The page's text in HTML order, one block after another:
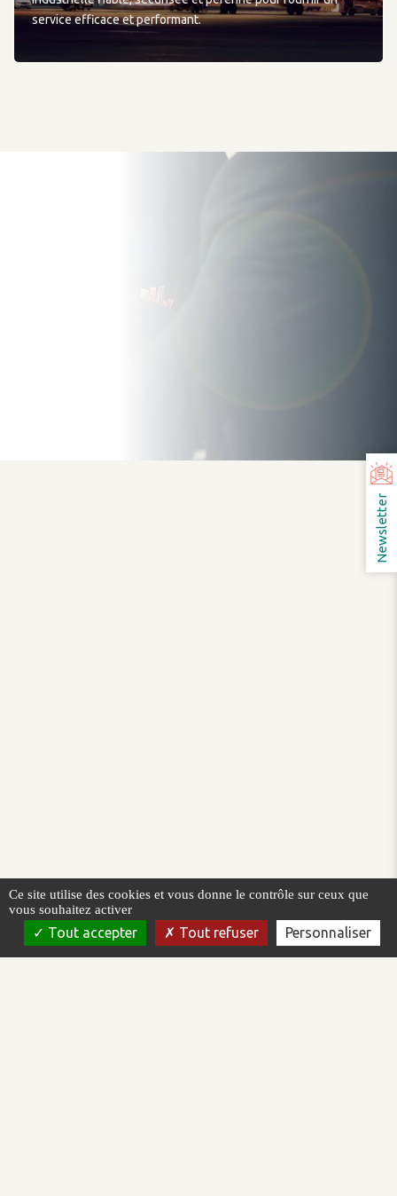
service efficace et performant.
Newsletter
Ce site utilise des cookies et vous donne le contrôle sur ceux que
vous souhaitez activer
Tout accepter Tout refuser Personnaliser